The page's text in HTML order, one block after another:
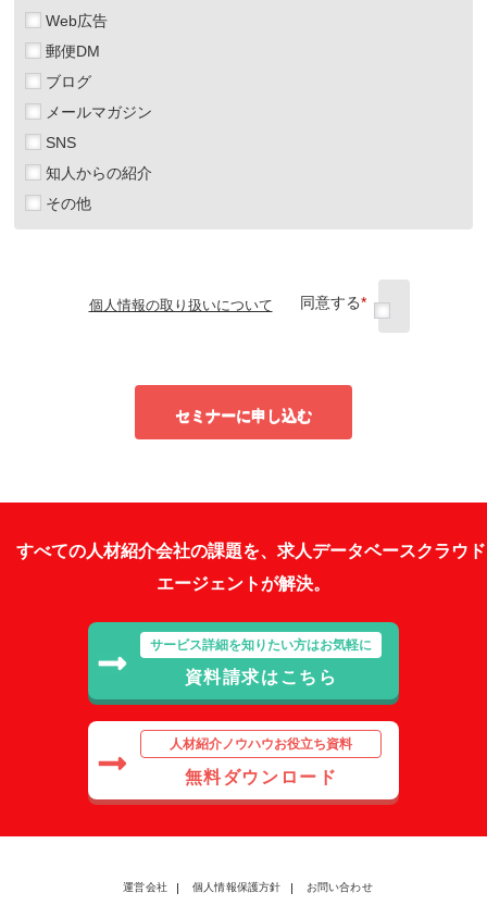
Web広告
郵便DM
ブログ
メールマガジン
SNS
知人からの紹介
その他
個人情報の取り扱いについて *
同意する
セミナーに申し込む
すべての人材紹介会社の課題を、求人データベースクラウド
エージェントが解決。
サービス詳細を知りたい方はお気軽に
資料請求はこちら
人材紹介ノウハウお役立ち資料
無料ダウンロード
運営会社 個人情報保護方針 お問い合わせ